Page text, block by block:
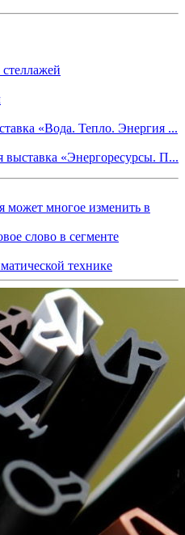
«Вода. Тепло. Энергия ...
выставка «Энергоресурсы. П...
многое изменить в
слово в сегменте
технике